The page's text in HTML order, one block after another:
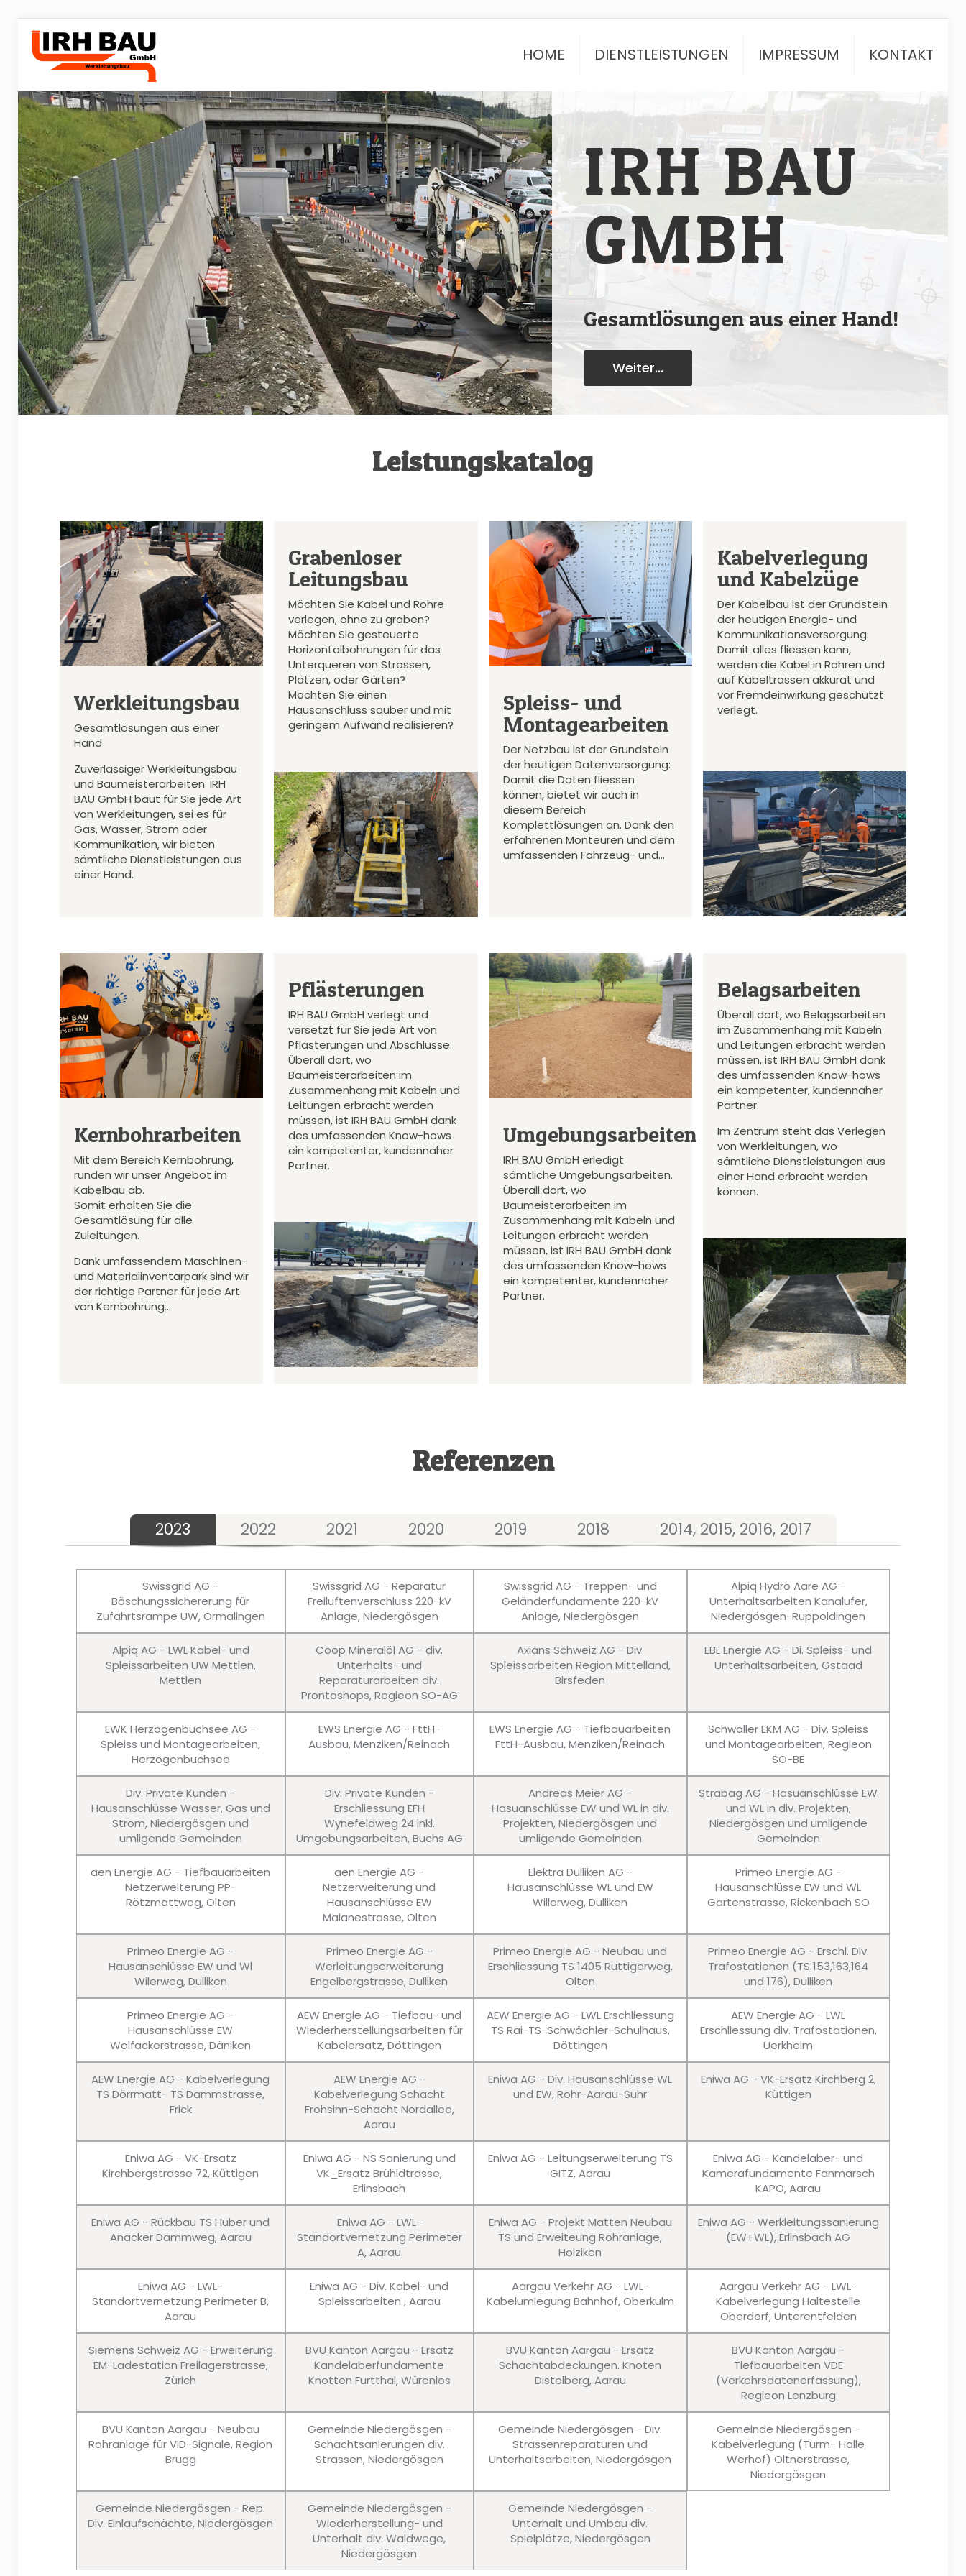
HOME DIENSTLEISTUNGEN IMPRESSUM KONTAKT
IRH BAU
GMBH
Gesamtlösungen aus einer Hand!
Weiter...
Leistungskatalog
Werkleitungsbau
Gesamtlösungen aus einer
Hand
Zuverlässiger Werkleitungsbau
und Baumeisterarbeiten: IRH
BAU GmbH baut für Sie jede Art
von Werkleitungen, sei es für
Gas, Wasser, Strom oder
Kommunikation, wir bieten
sämtliche Dienstleistungen aus
einer Hand.
Grabenloser
Leitungsbau
Möchten Sie Kabel und Rohre
verlegen, ohne zu graben?
Möchten Sie gesteuerte
Horizontalbohrungen für das
Unterqueren von Strassen,
Plätzen, oder Gärten?
Möchten Sie einen
Hausanschluss sauber und mit
geringem Aufwand realisieren?
Spleiss- und
Montagearbeiten
Der Netzbau ist der Grundstein
der heutigen Datenversorgung:
Damit die Daten fliessen
können, bietet wir auch in
diesem Bereich
Komplettlösungen an. Dank den
erfahrenen Monteuren und dem
umfassenden Fahrzeug- und…
Kabelverlegung
und Kabelzüge
Der Kabelbau ist der Grundstein
der heutigen Energie- und
Kommunikationsversorgung:
Damit alles fliessen kann,
werden die Kabel in Rohren und
auf Kabeltrassen akkurat und
vor Fremdeinwirkung geschützt
verlegt.
Kernbohrarbeiten
Mit dem Bereich Kernbohrung,
runden wir unser Angebot im
Kabelbau ab.
Somit erhalten Sie die
Gesamtlösung für alle
Zuleitungen.
Dank umfassendem Maschinen-
und Materialinventarpark sind wir
der richtige Partner für jede Art
von Kernbohrung…
Pflästerungen
IRH BAU GmbH verlegt und
versetzt für Sie jede Art von
Pflästerungen und Abschlüsse.
Überall dort, wo
Baumeisterarbeiten im
Zusammenhang mit Kabeln und
Leitungen erbracht werden
müssen, ist IRH BAU GmbH dank
des umfassenden Know-hows
ein kompetenter, kundennaher
Partner.
Umgebungsarbeiten
IRH BAU GmbH erledigt
sämtliche Umgebungsarbeiten.
Überall dort, wo
Baumeisterarbeiten im
Zusammenhang mit Kabeln und
Leitungen erbracht werden
müssen, ist IRH BAU GmbH dank
des umfassenden Know-hows
ein kompetenter, kundennaher
Partner.
Belagsarbeiten
Überall dort, wo Belagsarbeiten
im Zusammenhang mit Kabeln
und Leitungen erbracht werden
müssen, ist IRH BAU GmbH dank
des umfassenden Know-hows
ein kompetenter, kundennaher
Partner.
Im Zentrum steht das Verlegen
von Werkleitungen, wo
sämtliche Dienstleistungen aus
einer Hand erbracht werden
können.
Referenzen
2023 2022 2021 2020 2019 2018 2014, 2015, 2016, 2017
Swissgrid AG -
Böschungssichererung für
Zufahrtsrampe UW, Ormalingen
Swissgrid AG - Reparatur
Freiluftenverschluss 220-kV
Anlage, Niedergösgen
Swissgrid AG - Treppen- und
Geländerfundamente 220-kV
Anlage, Niedergösgen
Alpiq Hydro Aare AG -
Unterhaltsarbeiten Kanalufer,
Niedergösgen-Ruppoldingen
Alpiq AG - LWL Kabel- und
Spleissarbeiten UW Mettlen,
Mettlen
Coop Mineralöl AG - div.
Unterhalts- und
Reparaturarbeiten div.
Prontoshops, Regieon SO-AG
Axians Schweiz AG - Div.
Spleissarbeiten Region Mittelland,
Birsfeden
EBL Energie AG - Di. Spleiss- und
Unterhaltsarbeiten, Gstaad
EWK Herzogenbuchsee AG -
Spleiss und Montagearbeiten,
Herzogenbuchsee
EWS Energie AG - FttH-
Ausbau, Menziken/Reinach
EWS Energie AG - Tiefbauarbeiten
FttH-Ausbau, Menziken/Reinach
Schwaller EKM AG - Div. Spleiss
und Montagearbeiten, Regieon
SO-BE
Div. Private Kunden -
Hausanschlüsse Wasser, Gas und
Strom, Niedergösgen und
umligende Gemeinden
Div. Private Kunden -
Erschliessung EFH
Wynefeldweg 24 inkl.
Umgebungsarbeiten, Buchs AG
Andreas Meier AG -
Hasuanschlüsse EW und WL in div.
Projekten, Niedergösgen und
umligende Gemeinden
Strabag AG - Hasuanschlüsse EW
und WL in div. Projekten,
Niedergösgen und umligende
Gemeinden
aen Energie AG - Tiefbauarbeiten
Netzerweiterung PP-
Rötzmattweg, Olten
aen Energie AG -
Netzerweiterung und
Hausanschlüsse EW
Maianestrasse, Olten
Elektra Dulliken AG -
Hausanschlüsse WL und EW
Willerweg, Dulliken
Primeo Energie AG -
Hausanschlüsse EW und WL
Gartenstrasse, Rickenbach SO
Primeo Energie AG -
Hausanschlüsse EW und Wl
Wilerweg, Dulliken
Primeo Energie AG -
Werleitungserweiterung
Engelbergstrasse, Dulliken
Primeo Energie AG - Neubau und
Erschliessung TS 1405 Ruttigerweg,
Olten
Primeo Energie AG - Erschl. Div.
Trafostatienen (TS 153,163,164
und 176), Dulliken
Primeo Energie AG -
Hausanschlüsse EW
Wolfackerstrasse, Däniken
AEW Energie AG - Tiefbau- und
Wiederherstellungsarbeiten für
Kabelersatz, Döttingen
AEW Energie AG - LWL Erschliessung
TS Rai-TS-Schwächler-Schulhaus,
Döttingen
AEW Energie AG - LWL
Erschliessung div. Trafostationen,
Uerkheim
AEW Energie AG - Kabelverlegung
TS Dörrmatt- TS Dammstrasse,
Frick
AEW Energie AG -
Kabelverlegung Schacht
Frohsinn-Schacht Nordallee,
Aarau
Eniwa AG - Div. Hausanschlüsse WL
und EW, Rohr-Aarau-Suhr
Eniwa AG - VK-Ersatz Kirchberg 2,
Küttigen
Eniwa AG - VK-Ersatz
Kirchbergstrasse 72, Küttigen
Eniwa AG - NS Sanierung und
VK_Ersatz Brühldtrasse,
Erlinsbach
Eniwa AG - Leitungserweiterung TS
GITZ, Aarau
Eniwa AG - Kandelaber- und
Kamerafundamente Fanmarsch
KAPO, Aarau
Eniwa AG - Rückbau TS Huber und
Anacker Dammweg, Aarau
Eniwa AG - LWL-
Standortvernetzung Perimeter
A, Aarau
Eniwa AG - Projekt Matten Neubau
TS und Erweiteung Rohranlage,
Holziken
Eniwa AG - Werkleitungssanierung
(EW+WL), Erlinsbach AG
Eniwa AG - LWL-
Standortvernetzung Perimeter B,
Aarau
Eniwa AG - Div. Kabel- und
Spleissarbeiten , Aarau
Aargau Verkehr AG - LWL-
Kabelumlegung Bahnhof, Oberkulm
Aargau Verkehr AG - LWL-
Kabelverlegung Haltestelle
Oberdorf, Unterentfelden
Siemens Schweiz AG - Erweiterung
EM-Ladestation Freilagerstrasse,
Zürich
BVU Kanton Aargau - Ersatz
Kandelaberfundamente
Knotten Furtthal, Würenlos
BVU Kanton Aargau - Ersatz
Schachtabdeckungen. Knoten
Distelberg, Aarau
BVU Kanton Aargau -
Tiefbauarbeiten VDE
(Verkehrsdatenerfassung),
Regieon Lenzburg
BVU Kanton Aargau - Neubau
Rohranlage für VID-Signale, Region
Brugg
Gemeinde Niedergösgen -
Schachtsanierungen div.
Strassen, Niedergösgen
Gemeinde Niedergösgen - Div.
Strassenreparaturen und
Unterhaltsarbeiten, Niedergösgen
Gemeinde Niedergösgen -
Kabelverlegung (Turm- Halle
Werhof) Oltnerstrasse,
Niedergösgen
Gemeinde Niedergösgen - Rep.
Div. Einlaufschächte, Niedergösgen
Gemeinde Niedergösgen -
Wiederherstellung- und
Unterhalt div. Waldwege,
Niedergösgen
Gemeinde Niedergösgen -
Unterhalt und Umbau div.
Spielplätze, Niedergösgen